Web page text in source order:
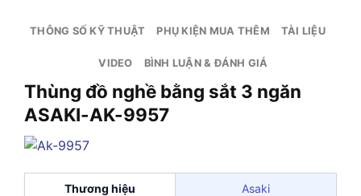
THÔNG SỐ KỸ THUẬT PHỤ KIỆN MUA THÊM TÀI LIỆU
VIDEO BÌNH LUẬN & ĐÁNH GIÁ
Thùng đồ nghề bằng sắt 3 ngăn
ASAKI-AK-9957
Thương hiệu Asaki